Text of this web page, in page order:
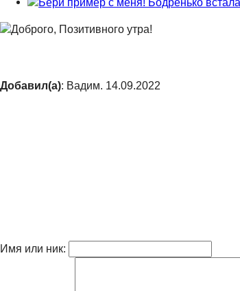
Добавил(а): Вадим. 14.09.2022
Имя или ник: